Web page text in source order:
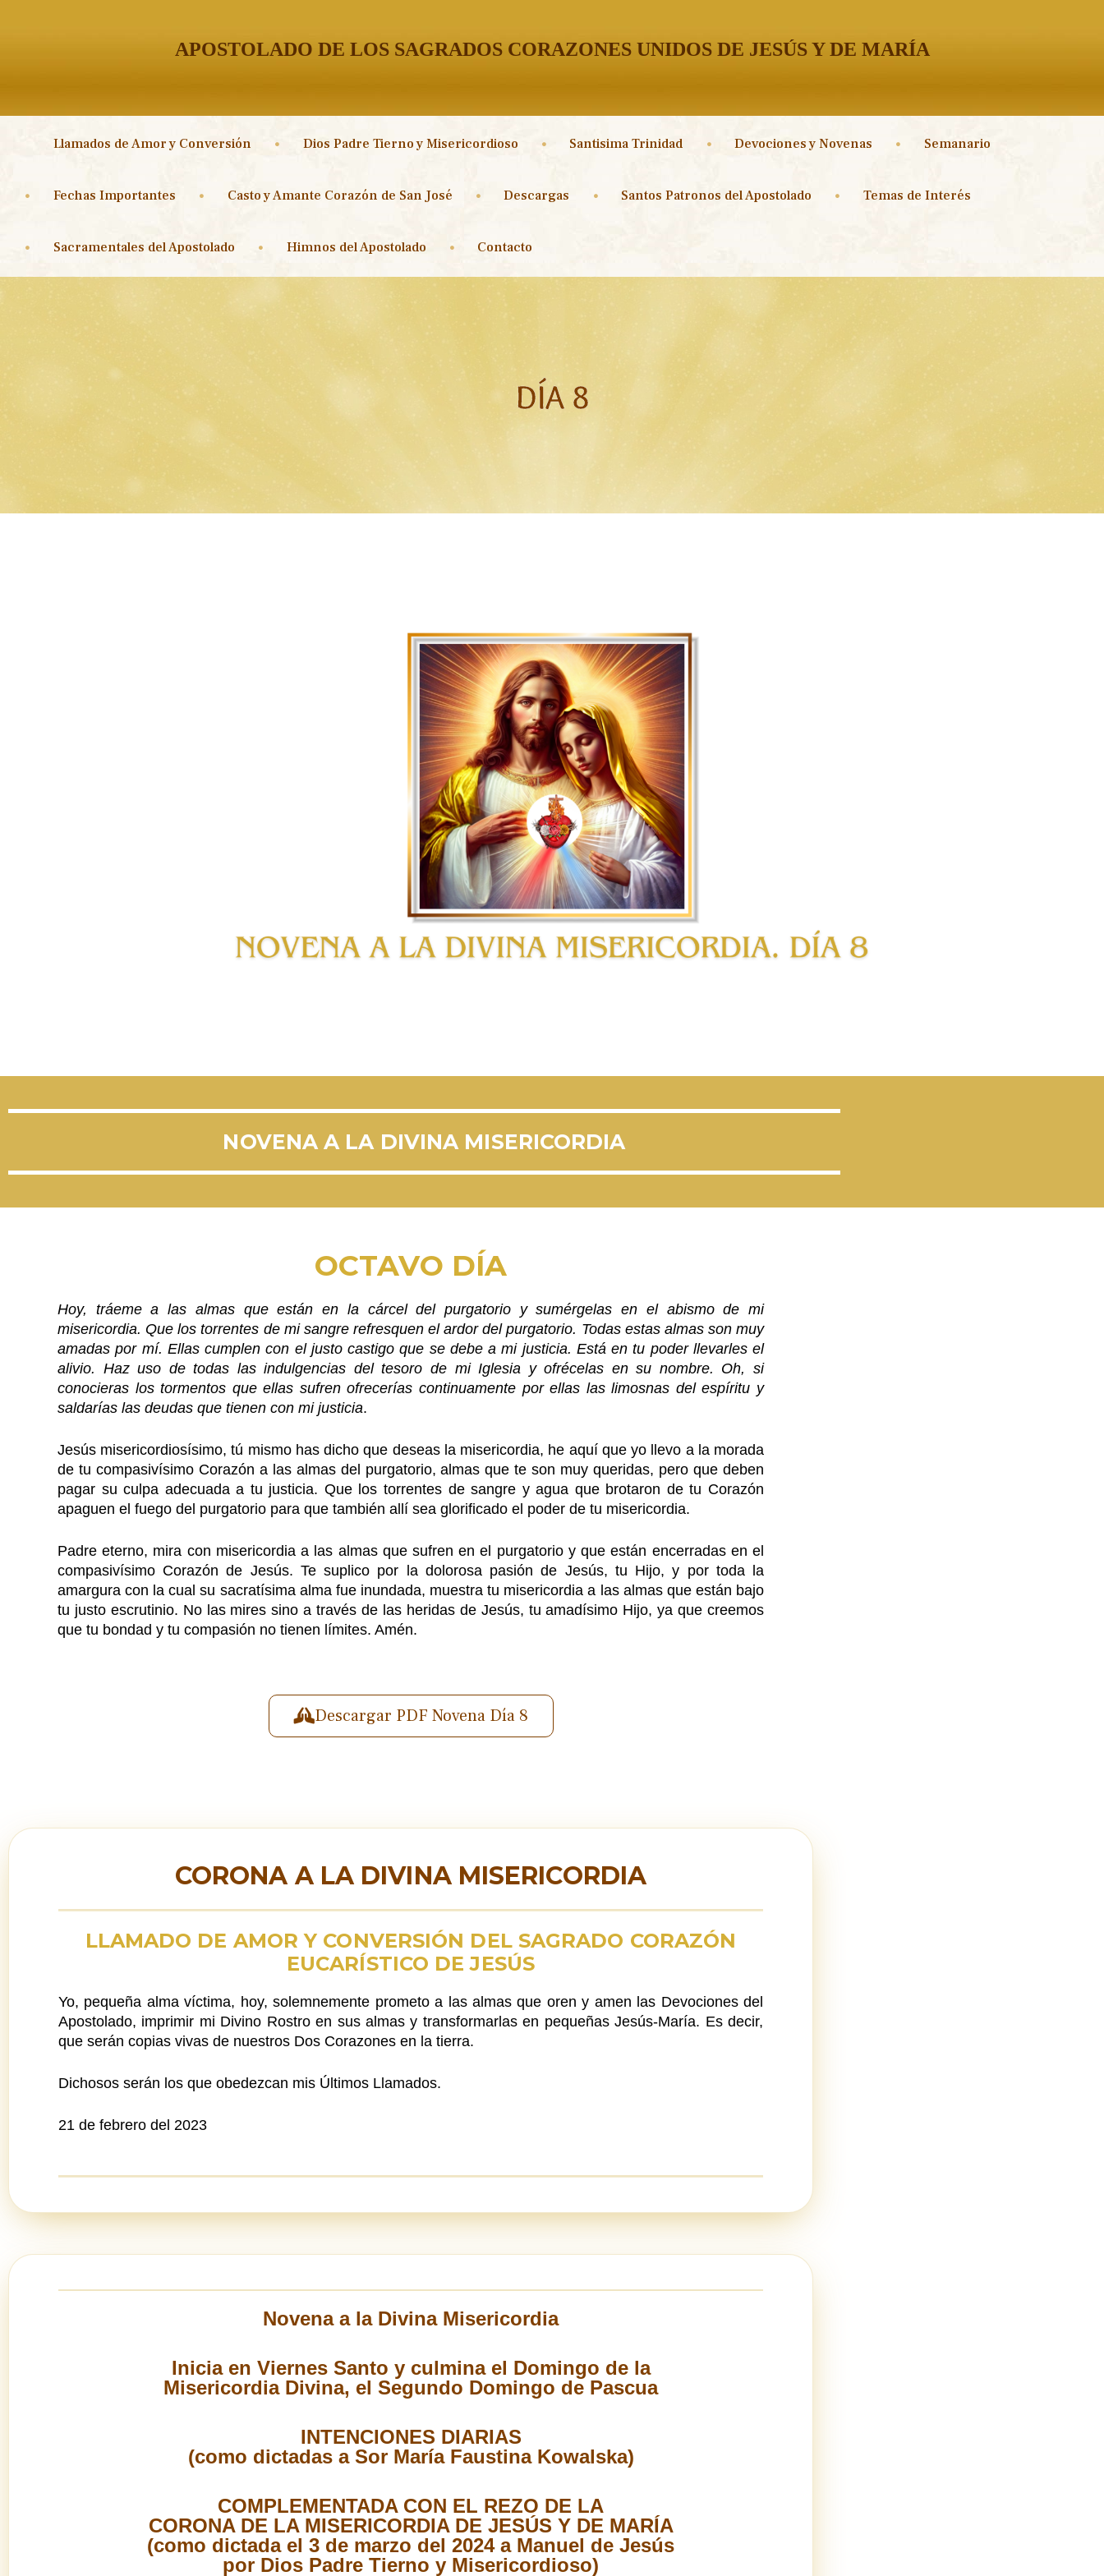
APOSTOLADO DE LOS SAGRADOS CORAZONES UNIDOS DE JESÚS Y DE MARÍA
Llamados de Amor y Conversión Dios Padre Tierno y Misericordioso Santisima Trinidad Devociones y Novenas Semanario
Fechas Importantes Casto y Amante Corazón de San José Descargas Santos Patronos del Apostolado Temas de Interés
Sacramentales del Apostolado Himnos del Apostolado Contacto
DÍA 8
NOVENA A LA DIVINA MISERICORDIA
OCTAVO DÍA
Hoy, tráeme a las almas que están en la cárcel del purgatorio y sumérgelas en el abismo de mi
misericordia. Que los torrentes de mi sangre refresquen el ardor del purgatorio. Todas estas almas son muy
amadas por mí. Ellas cumplen con el justo castigo que se debe a mi justicia. Está en tu poder llevarles el
alivio. Haz uso de todas las indulgencias del tesoro de mi Iglesia y ofrécelas en su nombre. Oh, si
conocieras los tormentos que ellas sufren ofrecerías continuamente por ellas las limosnas del espíritu y
saldarías las deudas que tienen con mi justicia.
Jesús misericordiosísimo, tú mismo has dicho que deseas la misericordia, he aquí que yo llevo a la morada
de tu compasivísimo Corazón a las almas del purgatorio, almas que te son muy queridas, pero que deben
pagar su culpa adecuada a tu justicia. Que los torrentes de sangre y agua que brotaron de tu Corazón
apaguen el fuego del purgatorio para que también allí sea glorificado el poder de tu misericordia.
Padre eterno, mira con misericordia a las almas que sufren en el purgatorio y que están encerradas en el
compasivísimo Corazón de Jesús. Te suplico por la dolorosa pasión de Jesús, tu Hijo, y por toda la
amargura con la cual su sacratísima alma fue inundada, muestra tu misericordia a las almas que están bajo
tu justo escrutinio. No las mires sino a través de las heridas de Jesús, tu amadísimo Hijo, ya que creemos
que tu bondad y tu compasión no tienen límites. Amén.
Descargar PDF Novena Día 8
CORONA A LA DIVINA MISERICORDIA
LLAMADO DE AMOR Y CONVERSIÓN DEL SAGRADO CORAZÓN
EUCARÍSTICO DE JESÚS
Yo, pequeña alma víctima, hoy, solemnemente prometo a las almas que oren y amen las Devociones del
Apostolado, imprimir mi Divino Rostro en sus almas y transformarlas en pequeñas Jesús-María. Es decir,
que serán copias vivas de nuestros Dos Corazones en la tierra.
Dichosos serán los que obedezcan mis Últimos Llamados.
21 de febrero del 2023
Novena a la Divina Misericordia
Inicia en Viernes Santo y culmina el Domingo de la
Misericordia Divina, el Segundo Domingo de Pascua
INTENCIONES DIARIAS
(como dictadas a Sor María Faustina Kowalska)
COMPLEMENTADA CON EL REZO DE LA
CORONA DE LA MISERICORDIA DE JESÚS Y DE MARÍA
(como dictada el 3 de marzo del 2024 a Manuel de Jesús
por Dios Padre Tierno y Misericordioso)